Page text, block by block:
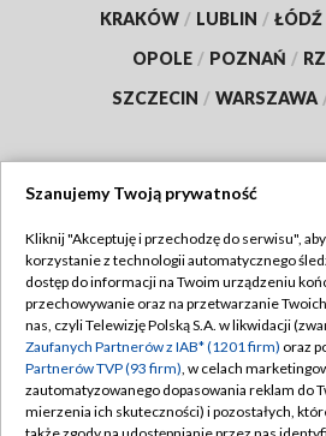
KRAKÓW / LUBLIN / ŁÓDŹ
OPOLE / POZNAŃ /
SZCZECIN / WARSZAWA
TVP
Abonament TVP
Emisja w TVP
Centrum informacji TVP
Naziemna Telewizja Cyfrowa
Regulamin
Polityka
Moje zgody
Pomoc
Szanujemy Twoją prywatność
Kliknij "Akceptuję i przechodzę do serwisu",
korzystanie z technologii automatycznego
dostęp do informacji na Twoim urządzeniu
przechowywanie oraz na przetwarzanie
nas, czyli Telewizję Polską S.A. w likwidacji
Zaufanych Partnerów z IAB* (1201 firm) oraz
Partnerów TVP (93 firm), w celach
zautomatyzowanego dopasowania reklam do
mierzenia ich skuteczności) i pozostałych,